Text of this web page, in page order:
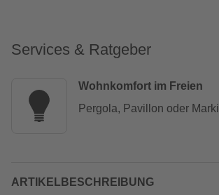
Services & Ratgeber
Wohnkomfort im Freien
Pergola, Pavillon oder
ARTIKELBESCHREIBUNG